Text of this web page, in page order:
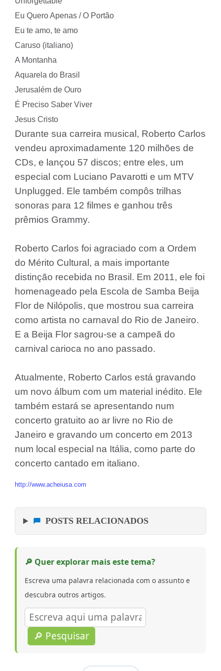
Eu Quero Apenas / O Portão
Eu te amo, te amo
Caruso (italiano)
A Montanha
Aquarela do Brasil
Jerusalém de Ouro
É Preciso Saber Viver
Jesus Cristo
Durante sua carreira musical, Roberto Carlos
vendeu aproximadamente 120 milhões de
CDs, e lançou 57 discos; entre eles, um
especial com Luciano Pavarotti e um MTV
Unplugged. Ele também compôs trilhas
sonoras para 12 filmes e ganhou três
prêmios Grammy.
Roberto Carlos foi agraciado com a Ordem
do Mérito Cultural, a mais importante
distinção recebida no Brasil. Em 2011, ele foi
homenageado pela Escola de Samba Beija
Flor de Nilópolis, que mostrou sua carreira
como artista no carnaval do Rio de Janeiro.
E a Beija Flor sagrou-se a campeã do
carnival carioca no ano passado.
Atualmente, Roberto Carlos está gravando
um novo álbum com um material inédito. Ele
também estará se apresentando num
concerto gratuito ao ar livre no Rio de
Janeiro e gravando um concerto em 2013
num local especial na Itália, como parte do
concerto cantado em italiano.
http://www.acheiusa.com
POSTS RELACIONADOS
🔎 Quer explorar mais este tema?
Escreva uma palavra relacionada com o assunto e
descubra outros artigos.
🔎 Pesquisar